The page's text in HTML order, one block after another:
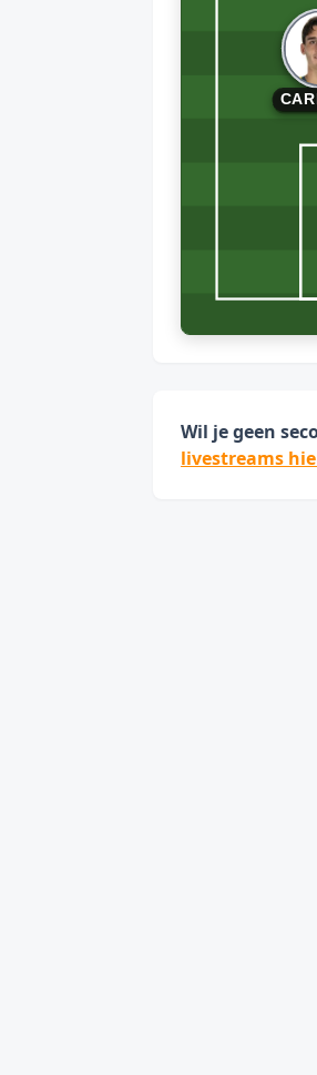
Wil je geen
livestreams